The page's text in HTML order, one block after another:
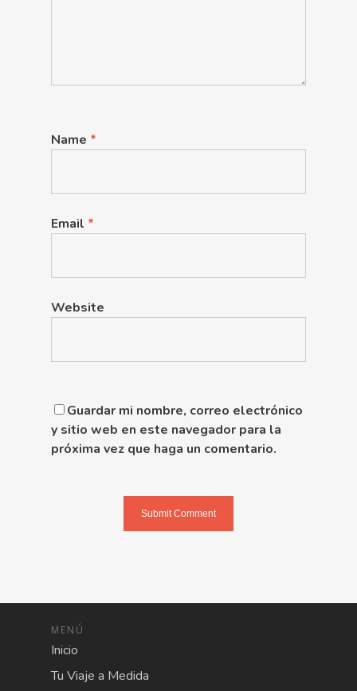
Name *
Email *
Website
Guardar mi nombre, correo electrónico
y sitio web en este navegador para la
próxima vez que haga un comentario.
MENÚ
Inicio
Tu Viaje a Medida